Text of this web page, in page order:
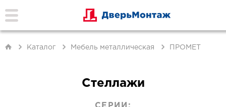
Каталог Мебель металлическая ПРОМЕТ
Стеллажи